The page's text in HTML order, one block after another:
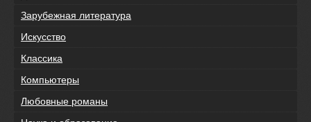
Зарубежная литература
Искусство
Классика
Компьютеры
Любовные романы